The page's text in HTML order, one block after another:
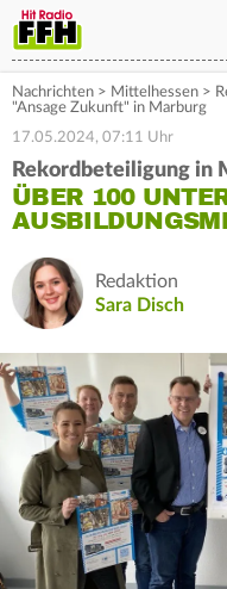
Nachrichten > Mittelhessen >
"Ansage Zukunft" in Marburg
17.05.2024, 07:11 Uhr
Rekordbeteiligung in
ÜBER 100
Redaktion
Sara Disch